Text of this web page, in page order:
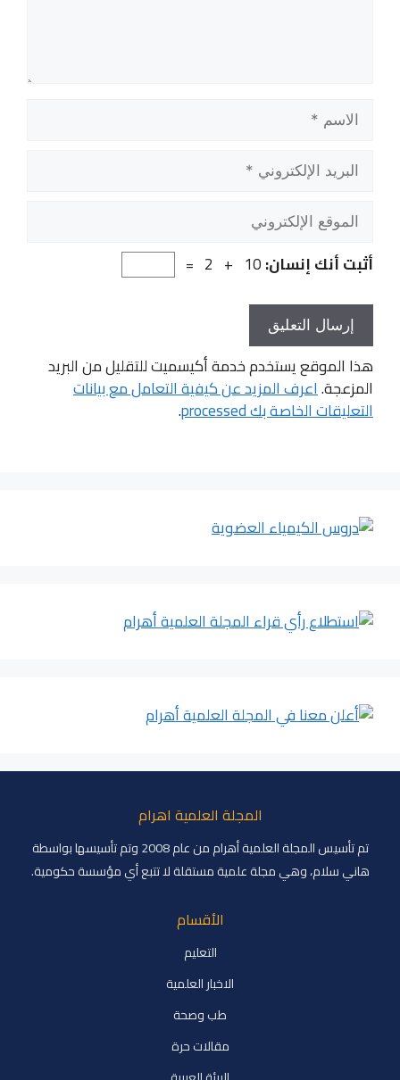
الاسم
البريد
الإلكتروني
الموقع
الإلكتروني
أثبت أنك إنسان:10 + 2 =
هذا الموقع يستخدم خدمة أكيسميت للتقليل من البريد
المزعجة.اعرف المزيد عن كيفية التعامل مع بيانات
التعليقات الخاصة بك processed .
المجلة العلمية اهرام
تم تأسيس المجلة العلمية أهرام من عام 2008 وتم تأسيسها بواسطة
هاني سلام، وهي مجلة علمية مستقلة لا تتبع أي مؤسسة حكومية.
الأقسام
التعليم
الاخبار العلمية
طب وصحة
مقالات حرة